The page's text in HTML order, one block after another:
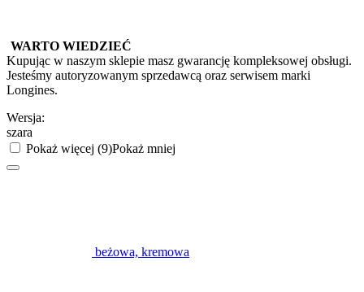
WARTO WIEDZIEĆ
Kupując w naszym sklepie masz gwarancję kompleksowej obsługi.
Jesteśmy autoryzowanym sprzedawcą oraz serwisem marki
Longines.
Wersja:
szara
Pokaż więcej (9)Pokaż mniej
beżowa, kremowa